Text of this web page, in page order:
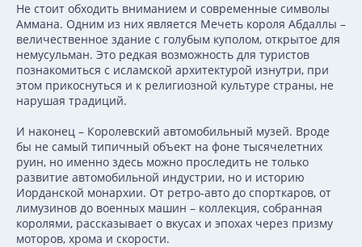
Не стоит обходить вниманием и современные символы
Аммана. Одним из них является Мечеть короля Абдаллы –
величественное здание с голубым куполом, открытое для
немусульман. Это редкая возможность для туристов
познакомиться с исламской архитектурой изнутри, при
этом прикоснуться и к религиозной культуре страны, не
нарушая традиций.
И наконец – Королевский автомобильный музей. Вроде
бы не самый типичный объект на фоне тысячелетних
руин, но именно здесь можно проследить не только
развитие автомобильной индустрии, но и историю
Иорданской монархии. От ретро-авто до спорткаров, от
лимузинов до военных машин – коллекция, собранная
королями, рассказывает о вкусах и эпохах через призму
моторов, хрома и скорости.